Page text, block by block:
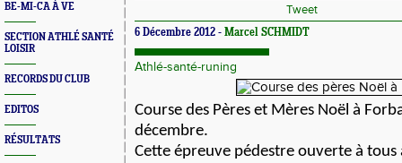
BE-MI-CA À VE
SECTION ATHLÉ SANTÉ
LOISIR
RECORDS DU CLUB
EDITOS
RÉSULTATS
Tweet
6 Décembre 2012 - Marcel SCHMIDT
Athlé-santé-runing
Course des Pères et Mères Noël à
décembre.
Cette épreuve pédestre ouverte à